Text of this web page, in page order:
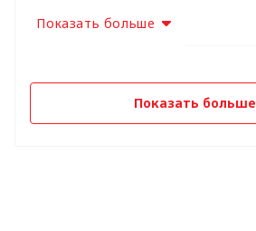
Показать больше
Показать больше